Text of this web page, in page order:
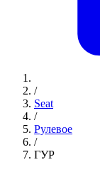
/
Seat
/
Рулевое
/
ГУР